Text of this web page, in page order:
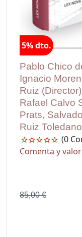
5% dto.
Pablo Chico
Ignacio
Ruiz
Rafael Calvo
Prats,
Ruiz
(0
Comenta y
85,00 €